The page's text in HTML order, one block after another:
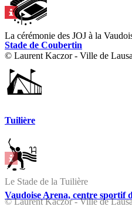
La cérémonie des JOJ à la
© Laurent Kaczor - Ville de
Le Stade de la Tuilière
© Laurent Kaczor - Ville de
Stade de Coubertin
Tuilière
Vaudoise Arena, centre sportif